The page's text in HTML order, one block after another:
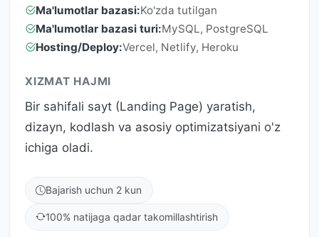
Ma'lumotlar bazasi:Ko'zda tutilgan
Ma'lumotlar bazasi turi:MySQL, PostgreSQL
Hosting/Deploy:Vercel, Netlify, Heroku
XIZMAT HAJMI
Bir sahifali sayt (Landing Page) yaratish,
dizayn, kodlash va asosiy optimizatsiyani o'z
ichiga oladi.
Bajarish uchun 2 kun
100% natijaga qadar takomillashtirish